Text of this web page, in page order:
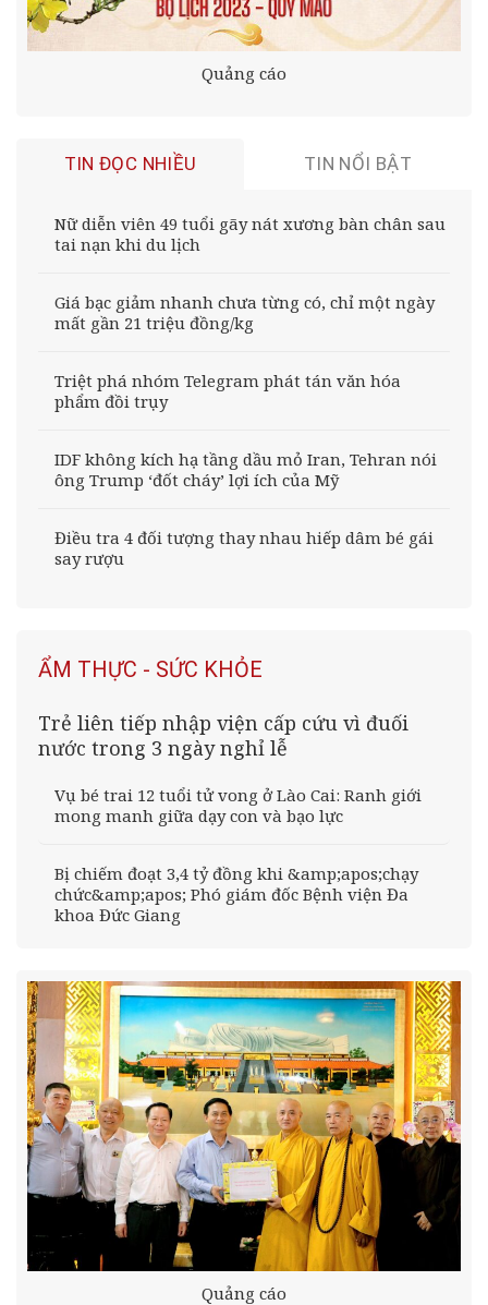
Quảng cáo
TIN ĐỌC NHIỀU TIN NỔI BẬT
Nữ diễn viên 49 tuổi gãy nát xương bàn chân sau
tai nạn khi du lịch
Giá bạc giảm nhanh chưa từng có, chỉ một ngày
mất gần 21 triệu đồng/kg
Triệt phá nhóm Telegram phát tán văn hóa
phẩm đồi trụy
IDF không kích hạ tầng dầu mỏ Iran, Tehran nói
ông Trump ‘đốt cháy’ lợi ích của Mỹ
Điều tra 4 đối tượng thay nhau hiếp dâm bé gái
say rượu
ẨM THỰC - SỨC KHỎE
Trẻ liên tiếp nhập viện cấp cứu vì đuối
nước trong 3 ngày nghỉ lễ
Vụ bé trai 12 tuổi tử vong ở Lào Cai: Ranh giới
mong manh giữa dạy con và bạo lực
Bị chiếm đoạt 3,4 tỷ đồng khi &amp;apos;chạy
chức&amp;apos; Phó giám đốc Bệnh viện Đa
khoa Đức Giang
Quảng cáo